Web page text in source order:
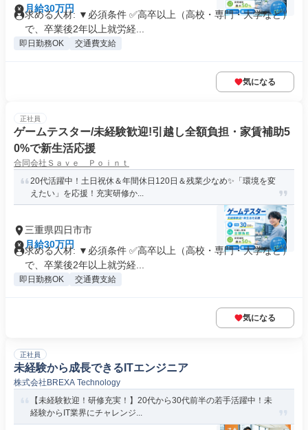
月給30万円
求める人材: ▼必須条件 ✅高卒以上（高校・専門・大学など）
で、卒業後2年以上就労経...
即日勤務OK 交通費支給
気になる
正社員
ゲームテスター/未経験歓迎!引越し全額負担・家賃補助5
0%で新生活応援
合同会社Ｓａｖｅ Ｐｏｉｎｔ
20代活躍中！土日祝休＆年間休日120日＆残業少なめ✨「環境を変
えたい」を応援！充実研修か...
三重県四日市市
月給30万円
求める人材: ▼必須条件 ✅高卒以上（高校・専門・大学など）
で、卒業後2年以上就労経...
即日勤務OK 交通費支給
気になる
正社員
未経験から成長できるITエンジニア
株式会社BREXA Technology
【未経験歓迎！研修充実！】20代から30代前半の若手活躍中！未
経験からIT業界にチャレンジ...